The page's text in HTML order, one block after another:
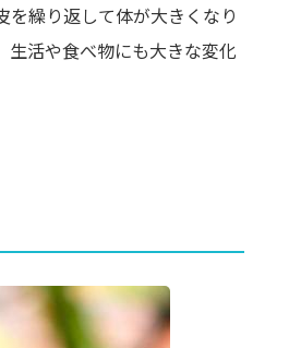
繰り返して体が大きくなり
生活や食べ物にも大きな変化